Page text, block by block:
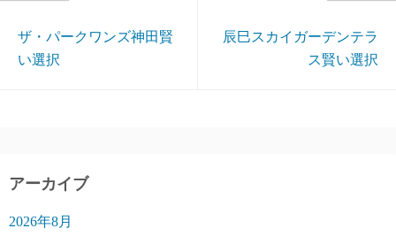
ザ・パークワンズ神田賢
い選択
辰巳スカイガーデンテラ
ス賢い選択
アーカイブ
2026年8月